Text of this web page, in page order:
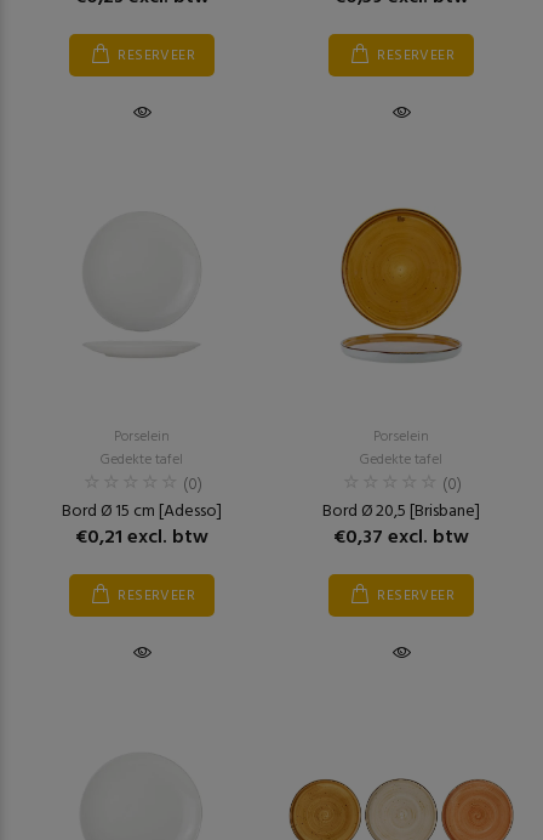
RESERVEER RESERVEER
Porselein
Gedekte tafel
(0)
Bord Ø 15 cm [Adesso]
€0,21 excl. btw
RESERVEER
Porselein
Gedekte tafel
(0)
Bord Ø 20,5 [Brisbane]
€0,37 excl. btw
RESERVEER